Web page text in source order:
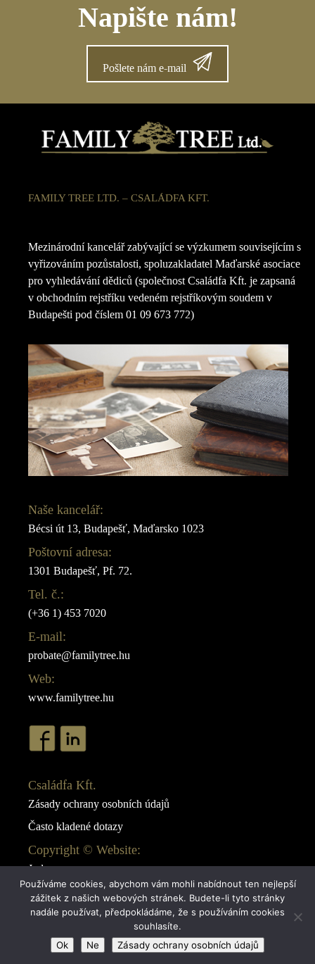
Napište nám!
Pošlete nám e-mail
FAMILY TREE LTD. – CSALÁDFA KFT.
Mezinárodní kancelář zabývající se výzkumem souvisejícím s
vyřizováním pozůstalosti, spoluzakladatel Maďarské asociace
pro vyhledávání dědiců (společnost Családfa Kft. je zapsaná
v obchodním rejstříku vedeném rejstříkovým soudem v
Budapešti pod číslem 01 09 673 772)
Naše kancelář:
Bécsi út 13, Budapešť, Maďarsko 1023
Poštovní adresa:
1301 Budapešť, Pf. 72.
Tel. č.:
(+36 1) 453 7020
E-mail:
probate@familytree.hu
Web:
www.familytree.hu
Családfa Kft.
Zásady ochrany osobních údajů
Často kladené dotazy
Copyright © Website:
Juda
Webdesign:
AB Design
Používáme cookies, abychom vám mohli nabídnout ten nejlepší
zážitek z našich webových stránek. Budete-li tyto stránky
nadále používat, předpokládáme, že s používáním cookies
souhlasíte.
Ok
Ne Zásady ochrany osobních údajů